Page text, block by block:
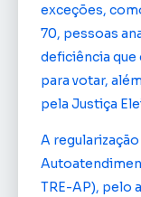
exceções,
70, pessoas
deficiência
para votar,
pela Justiça
A
TRE-AP), pelo